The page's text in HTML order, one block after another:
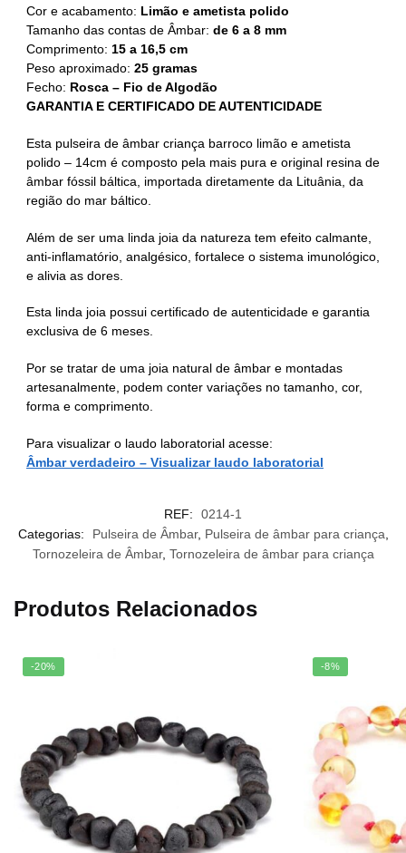
Cor e acabamento: Limão e ametista polido
Tamanho das contas de Âmbar: de 6 a 8 mm
Comprimento: 15 a 16,5 cm
Peso aproximado: 25 gramas
Fecho: Rosca – Fio de Algodão
GARANTIA E CERTIFICADO DE AUTENTICIDADE
Esta pulseira de âmbar criança barroco limão e ametista
polido – 14cm é composto pela mais pura e original resina de
âmbar fóssil báltica, importada diretamente da Lituânia, da
região do mar báltico.
Além de ser uma linda joia da natureza tem efeito calmante,
anti-inflamatório, analgésico, fortalece o sistema imunológico,
e alivia as dores.
Esta linda joia possui certificado de autenticidade e garantia
exclusiva de 6 meses.
Por se tratar de uma joia natural de âmbar e montadas
artesanalmente, podem conter variações no tamanho, cor,
forma e comprimento.
Para visualizar o laudo laboratorial acesse:
Âmbar verdadeiro – Visualizar laudo laboratorial
REF:
0214-1
Categorias:
Pulseira de Âmbar, Pulseira de âmbar para criança
Tornozeleira de Âmbar, Tornozeleira de âmbar para criança
Produtos Relacionados
-20% -8%